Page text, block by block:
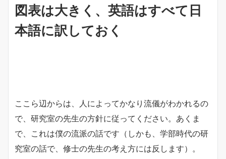
図表は大きく、英語はすべて日
本語に訳しておく
ここら辺からは、人によってかなり流儀がわかれるの
で、研究室の先生の方針に従ってください。あくま
で、これは僕の流派の話です（しかも、学部時代の研
究室の話で、修士の先生の考え方には反します）。